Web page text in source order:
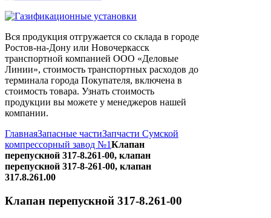
Вся продукция отгружается со склада в городе
Ростов-на-Дону или Новочеркасск
транспортной компанией ООО «Деловые
Линии», стоимость транспортных расходов до
терминала города Покупателя, включена в
стоимость товара. Узнать стоимость
продукции вы можете у менеджеров нашей
компании.
ГлавнаяЗапасные частиЗапчасти Сумской
компрессорный завод №1Клапан
перепускной 317-8.261-00, клапан
перепускной 317-8-261-00, клапан
317.8.261.00
Клапан перепускной 317-8.261-00